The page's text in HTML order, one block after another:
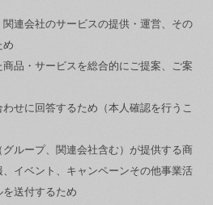
連会社のサービスの提供・運営、その
め
品・サービスを総合的にご提案、ご案
せに回答するため（本人確認を行うこ
ループ、関連会社含む）が提供する商
イベント、キャンペーンその他事業活
送付するため